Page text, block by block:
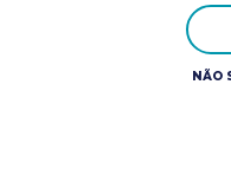
NÃO